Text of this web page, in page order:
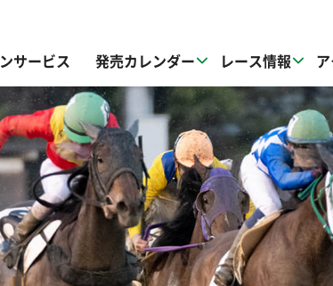
サービス 発売カレンダー レース情報